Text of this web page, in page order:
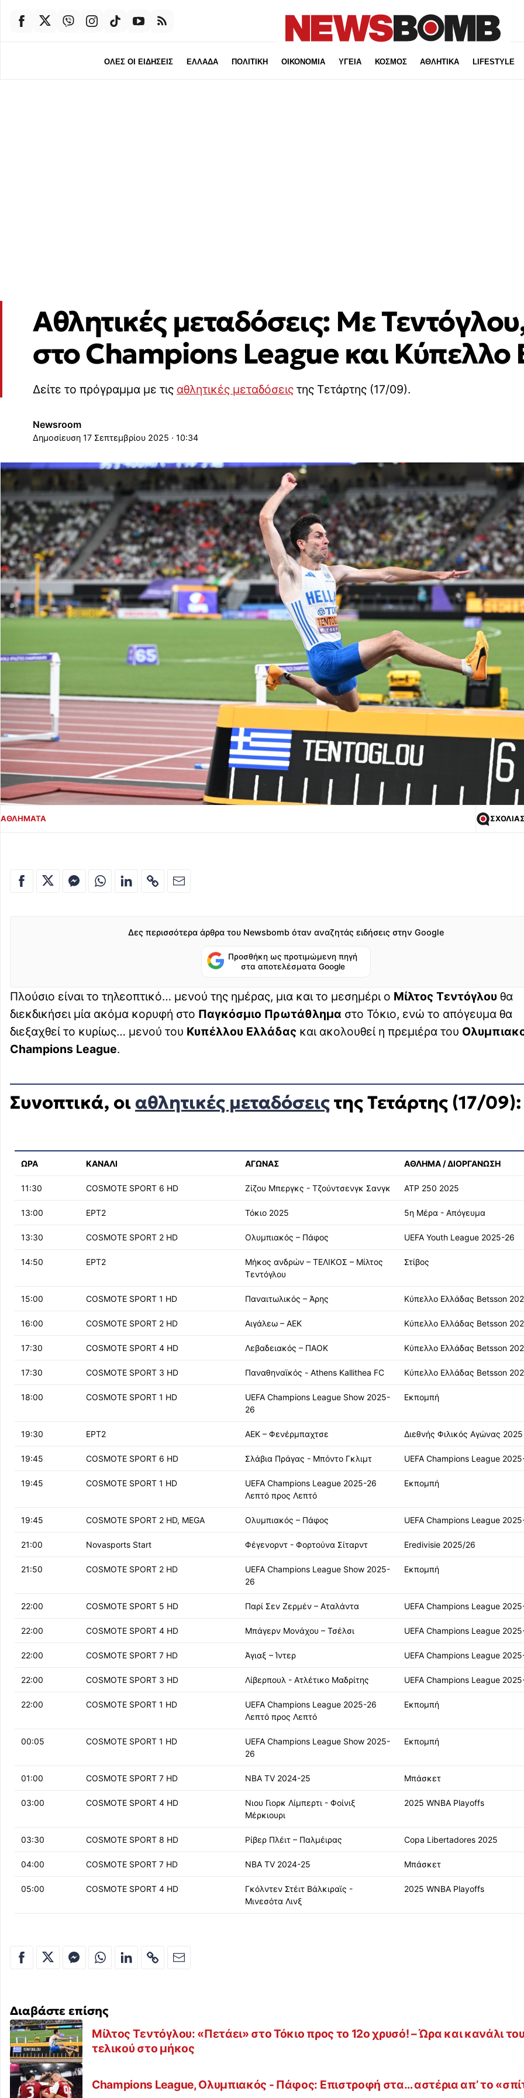
ΟΛΕΣ ΟΙ ΕΙΔΗΣΕΙΣ ΕΛΛΑΔΑ ΠΟΛΙΤΙΚΗ ΟΙΚΟΝΟΜΙΑ ΥΓΕΙΑ ΚΟΣΜΟΣ ΑΘΛΗΤΙΚΑ LIFESTYLE
Αθλητικές μεταδόσεις: Με
στο Champions League και Κύπελλο
Δείτε το πρόγραμμα με τις αθλητικές μεταδόσεις της Τετάρτης (17/09).
Newsroom
17 Σεπτεμβρίου 2025 · 10:34
ΑΘΛΗΜΑΤΑ
Δες περισσότερα άρθρα του Newsbomb όταν αναζητάς ειδήσεις στην Google
Προσθήκη ως προτιμώμενη πηγή
στα αποτελέσματα Google
Πλούσιο είναι το τηλεοπτικό… μενού της ημέρας, μια και το μεσημέρι ο Μίλτος Τεντόγλου θα
διεκδικήσει μία ακόμα κορυφή στο Παγκόσμιο Πρωτάθλημα στο Τόκιο, ενώ το απόγευμα θα
διεξαχθεί το κυρίως… μενού του Κυπέλλου Ελλάδας και ακολουθεί η πρεμιέρα του
Champions League.
Συνοπτικά, οιαθλητικές μεταδόσειςτης Τετάρτης (17/09):
ΩΡΑ ΚΑΝΑΛΙ ΑΓΩΝΑΣ ΑΘΛΗΜΑ / ΔΙΟΡΓΑΝΩΣΗ
11:30 COSMOTE SPORT 6 HD Ζίζου Μπεργκς - Τζούντσενγκ Σανγκ ATP 250 2025
13:00 ΕΡΤ2 Τόκιο 2025 5η Μέρα - Απόγευμα
13:30 COSMOTE SPORT 2 HD Ολυμπιακός – Πάφος UEFA Youth League 2025-26
14:50 ΕΡΤ2
Μήκος ανδρών – ΤΕΛΙΚΟΣ – Μίλτος
Τεντόγλου
Στίβος
15:00 COSMOTE SPORT 1 HD Παναιτωλικός – Άρης Κύπελλο Ελλάδας Betsson
16:00 COSMOTE SPORT 2 HD Αιγάλεω – ΑΕΚ Κύπελλο Ελλάδας Betsson
17:30 COSMOTE SPORT 4 HD Λεβαδειακός – ΠΑΟΚ Κύπελλο Ελλάδας Betsson
17:30 COSMOTE SPORT 3 HD Παναθηναϊκός - Athens Kallithea FC Κύπελλο Ελλάδας Betsson
18:00 COSMOTE SPORT 1 HD
UEFA Champions League Show 2025-
26
Εκπομπή
19:30 ΕΡΤ2 ΑΕΚ – Φενέρμπαχτσε Διεθνής Φιλικός Αγώνας 2025
19:45 COSMOTE SPORT 6 HD Σλάβια Πράγας - Μπόντο Γκλιμτ UEFA Champions League
19:45 COSMOTE SPORT 1 HD
UEFA Champions League 2025-26
Λεπτό προς Λεπτό
Εκπομπή
19:45 COSMOTE SPORT 2 HD, MEGA Ολυμπιακός – Πάφος UEFA Champions League
21:00 Novasports Start Φέγενορντ - Φορτούνα Σίταρντ Eredivisie 2025/26
21:50 COSMOTE SPORT 2 HD
UEFA Champions League Show 2025-
26
Εκπομπή
22:00 COSMOTE SPORT 5 HD Παρί Σεν Ζερμέν – Αταλάντα UEFA Champions League
22:00 COSMOTE SPORT 4 HD Μπάγερν Μονάχου – Τσέλσι UEFA Champions League
22:00 COSMOTE SPORT 7 HD Άγιαξ – Ίντερ UEFA Champions League
22:00 COSMOTE SPORT 3 HD Λίβερπουλ - Ατλέτικο Μαδρίτης UEFA Champions League
22:00 COSMOTE SPORT 1 HD
UEFA Champions League 2025-26
Λεπτό προς Λεπτό
Εκπομπή
00:05 COSMOTE SPORT 1 HD
UEFA Champions League Show 2025-
26
Εκπομπή
01:00 COSMOTE SPORT 7 HD NBA TV 2024-25 Μπάσκετ
03:00 COSMOTE SPORT 4 HD
Νιου Γιορκ Λίμπερτι - Φοίνιξ
Μέρκιουρι
2025 WNBA Playoffs
03:30 COSMOTE SPORT 8 HD Ρίβερ Πλέιτ – Παλμέιρας Copa Libertadores 2025
04:00 COSMOTE SPORT 7 HD NBA TV 2024-25 Μπάσκετ
05:00 COSMOTE SPORT 4 HD
Γκόλντεν Στέιτ Βάλκιραϊς -
Μινεσότα Λινξ
2025 WNBA Playoffs
Διαβάστε επίσης
Μίλτος Τεντόγλου: «Πετάει» στο Τόκιο προς το 12ο χρυσό! – Ώρα και κανάλι
τελικού στο μήκος
Champions League, Ολυμπιακός - Πάφος: Επιστροφή στα… αστέρια απ’ το